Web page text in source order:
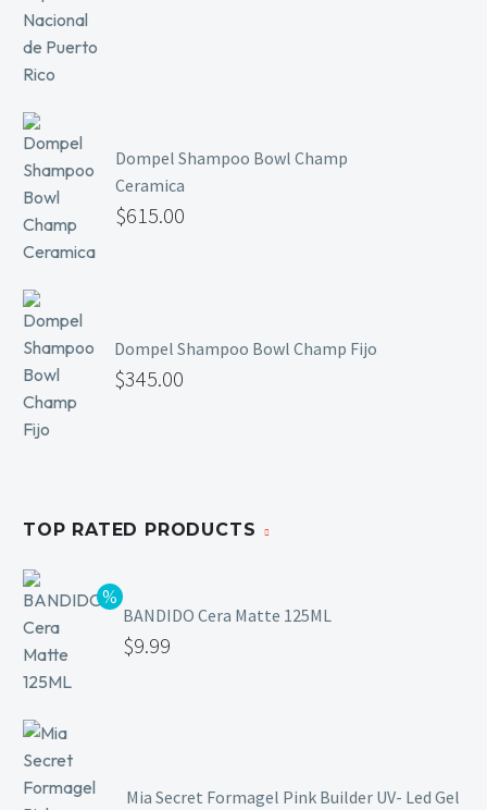
Dompel Shampoo Bowl Champ
Ceramica
$615.00
Dompel Shampoo Bowl Champ Fijo
$345.00
TOP RATED PRODUCTS
BANDIDO Cera Matte 125ML
$9.99
Mia Secret Formagel Pink Builder UV- Led Gel